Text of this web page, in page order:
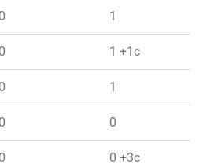
0 1
0 1 +1c
0 1
0 0
0 0 +3c